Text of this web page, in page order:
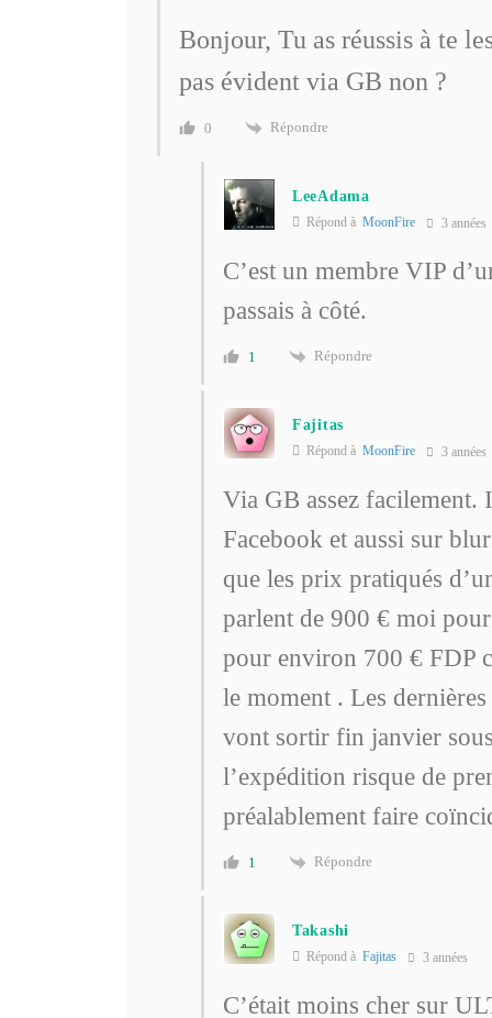
Bonjour, Tu as réussis à te
pas évident via GB non ?
0 Répondre
LeeAdama
Répond à MoonFire 3 années
C’est un membre VIP
passais à côté.
1 Répondre
Fajitas
Répond à MoonFire 3 années
Via GB assez facilement.
Facebook et aussi sur
que les prix pratiqués
parlent de 900 € moi
pour environ 700 € FDP
le moment . Les
vont sortir fin janvier
l’expédition risque de
préalablement faire
1 Répondre
Takashi
Répond à Fajitas 3 années
C’était moins cher sur